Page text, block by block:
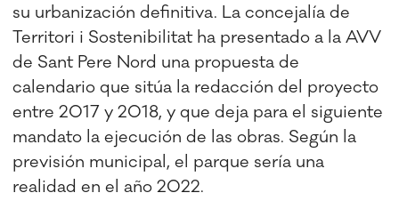
su urbanización definitiva. La concejalía de
Territori i Sostenibilitat ha presentado a la AVV
de Sant Pere Nord una propuesta de
calendario que sitúa la redacción del proyecto
entre 2017 y 2018, y que deja para el siguiente
mandato la ejecución de las obras. Según la
previsión municipal, el parque sería una
realidad en el año 2022.